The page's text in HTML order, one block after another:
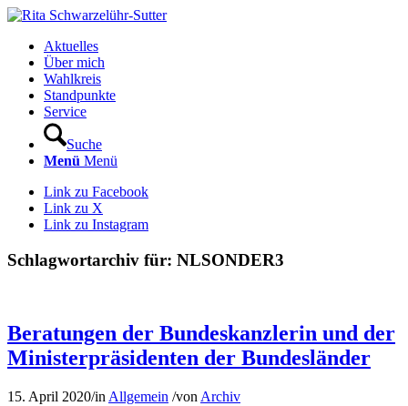
Aktuelles
Über mich
Wahlkreis
Standpunkte
Service
Suche
Menü Menü
Link zu Facebook
Link zu X
Link zu Instagram
Schlagwortarchiv für: NLSONDER3
Beratungen der Bundeskanzlerin und der
Ministerpräsidenten der Bundesländer
15. April 2020/in Allgemein /von Archiv